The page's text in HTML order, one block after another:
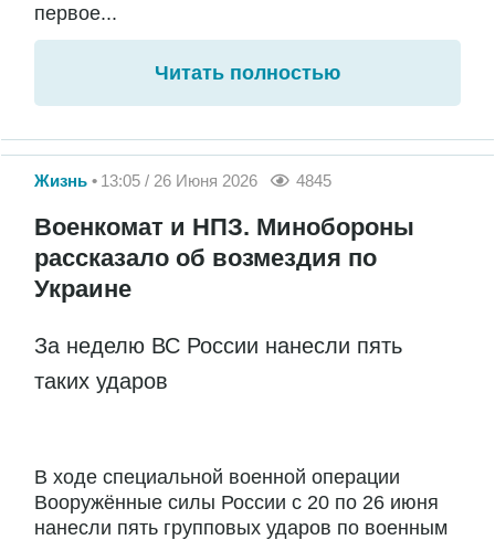
первое...
Читать полностью
Жизнь 13:05 / 26 Июня 2026 4845
Военкомат и НПЗ. Минобороны
рассказало об возмездия по
Украине
За неделю ВС России нанесли пять
таких ударов
В ходе специальной военной операции
Вооружённые силы России с 20 по 26 июня
нанесли пять групповых ударов по военным